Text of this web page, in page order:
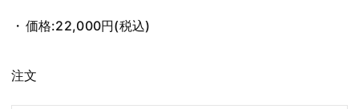
価格:22,000円(税込)
注文